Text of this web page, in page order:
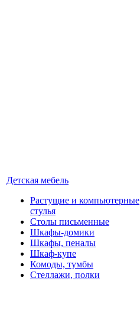
Детская мебель
Растущие и компьютерные
стулья
Столы письменные
Шкафы-домики
Шкафы, пеналы
Шкаф-купе
Комоды, тумбы
Стеллажи, полки